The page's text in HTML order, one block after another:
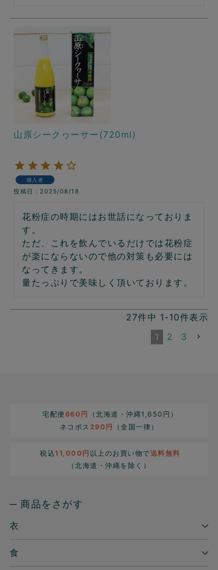
山原シークヮーサー(720ml)
購入者
投稿日 2025/08/18
花粉症の時期にはお世話になっておりま
す。
ただ、これを飲んでいるだけでは花粉症
が楽にならないので他の対策も必要には
なってきます。
量たっぷりで美味しく頂いております。
27件中 1-10件表示
1
2 3
宅配便660円
（北海道・沖縄1,650円）
ネコポス 290円 （全国一律）
税込11,000円 以上のお買い物で送料無料
（北海道・沖縄を除く）
─ 商品をさがす
衣
食